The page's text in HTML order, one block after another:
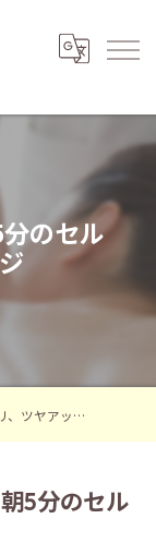
分のセル
朝5分のセルフヘッドマッサージ
5分のセル